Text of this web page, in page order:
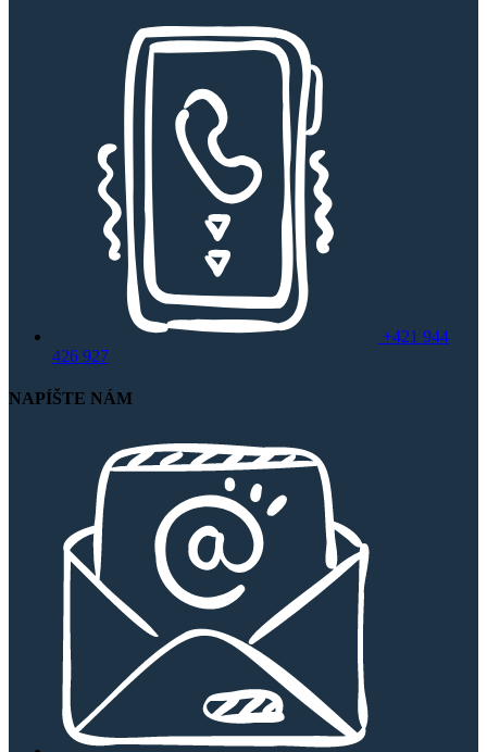
+421 944
426 927
NAPÍŠTE NÁM